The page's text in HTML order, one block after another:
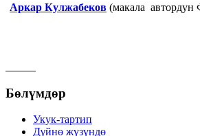
Аркар Кулжабеков (макала автордун
Бөлүмдөр
Укук-тартип
Дγйнө жүзүндө